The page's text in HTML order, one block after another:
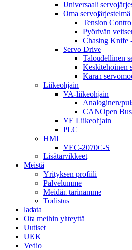
Universaali
Oma servojärjestelmä
Tension
Pyörivän
Chasing Knife
Servo Drive
Taloudellinen
Keskitehoinen
Karan
Liikeohjain
VA-liikeohjain
Analoginen/
CANOpen
VE Liikeohjain
PLC
HMI
VEC-2070C-S
Lisätarvikkeet
Meistä
Yrityksen profiili
Palvelumme
Meidän tarinamme
Todistus
ladata
Ota meihin yhteyttä
Uutiset
UKK
Vedio